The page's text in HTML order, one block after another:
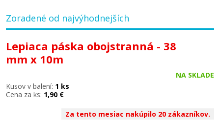
Zoradené od najvýhodnejších
Lepiaca páska obojstranná - 38
mm x 10m
NA SKLADE
Kusov v balení: 1 ks
Cena za ks: 1,90 €
Za tento mesiac nakúpilo 20 zákazníkov.